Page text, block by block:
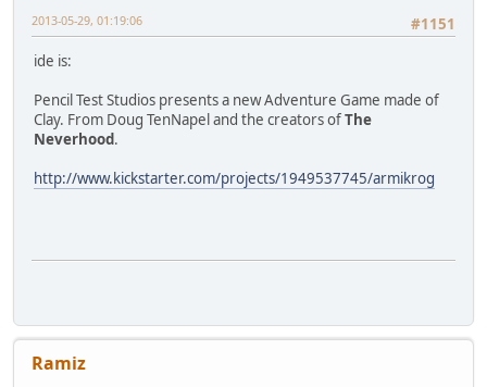
#1151
2013-05-29, 01:19:06
ide is:
Pencil Test Studios presents a new Adventure Game made of
Clay. From Doug TenNapel and the creators ofThe
Neverhood.
http://www.kickstarter.com/projects/1949537745/armikrog
Ramiz